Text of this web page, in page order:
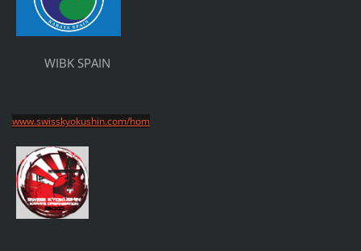
WIBK SPAIN
www.swisskyokushin.com/hom